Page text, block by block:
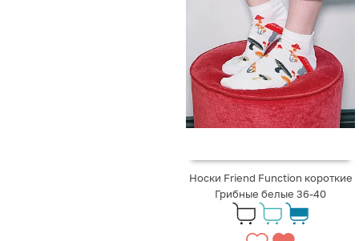
Носки Friend Function короткие
Грибные белые 36-40